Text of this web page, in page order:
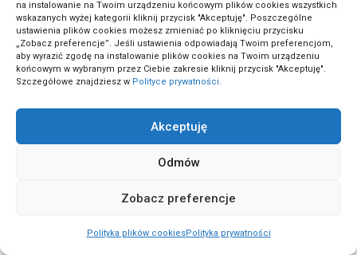
na instalowanie na Twoim urządzeniu końcowym plików cookies wszystkich
wskazanych wyżej kategorii kliknij przycisk "Akceptuję". Poszczególne
ustawienia plików cookies możesz zmieniać po kliknięciu przycisku
„Zobacz preferencje”. Jeśli ustawienia odpowiadają Twoim preferencjom,
aby wyrazić zgodę na instalowanie plików cookies na Twoim urządzeniu
końcowym w wybranym przez Ciebie zakresie kliknij przycisk "Akceptuję".
Szczegółowe znajdziesz w Polityce prywatności.
Akceptuję
Odmów
Zobacz preferencje
Polityka plików cookiesPolityka prywatności
Edukacja online (2)
Ekologia i zrównoważony rozwój (18)
Ekologiczne budownictwo
Elektronika użytkowa